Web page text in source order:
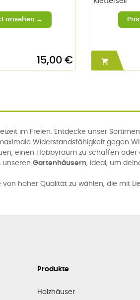
15,00 € 
im Freien. Entdecke unser
Widerstandsfähigkeit gegen
einen Hobbyraum zu schaffen
unseren Gartenhäusern, ideal, um
hoher Qualität zu wählen, die mit
Produkte
Holzhäuser